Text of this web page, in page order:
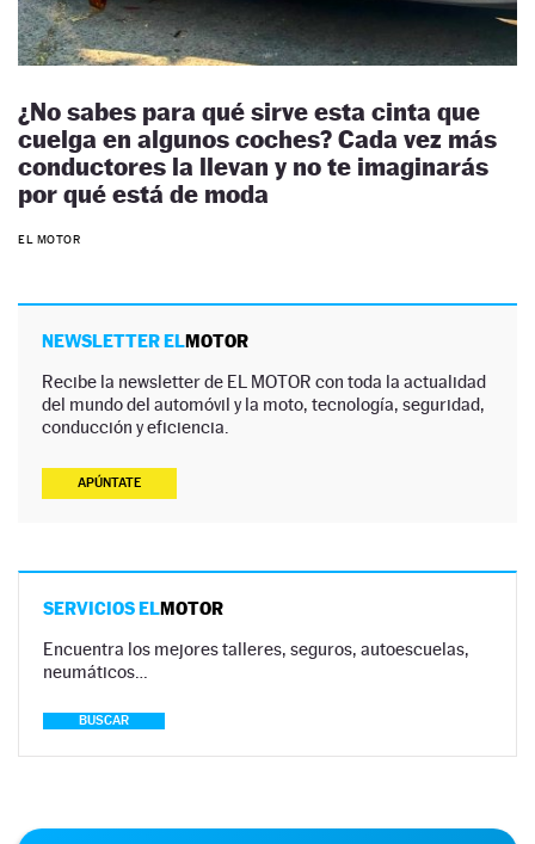
¿No sabes para qué sirve esta cinta que
cuelga en algunos coches? Cada vez más
conductores la llevan y no te imaginarás
por qué está de moda
EL MOTOR
NEWSLETTER ELMOTOR
Recibe la newsletter de EL MOTOR con toda la actualidad
del mundo del automóvil y la moto, tecnología, seguridad,
conducción y eficiencia.
APÚNTATE
SERVICIOS ELMOTOR
Encuentra los mejores talleres, seguros, autoescuelas,
neumáticos…
BUSCAR